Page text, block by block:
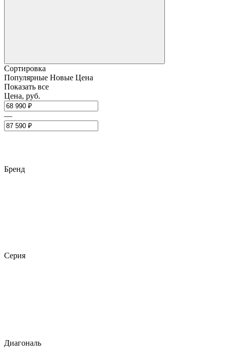
Сортировка
Популярные Новые Цена
Показать все
Цена, руб.
—
Бренд
Серия
Диагональ